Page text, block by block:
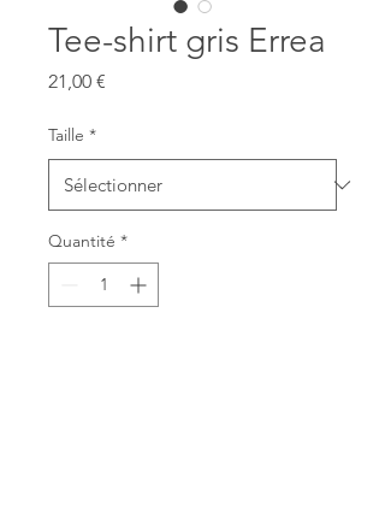
Tee-shirt gris Errea
21,00 €
Taille *
Quantité *